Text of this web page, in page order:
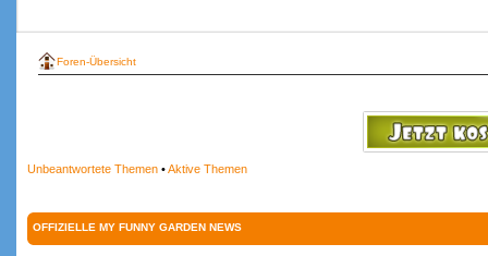
Foren-Übersicht
Unbeantwortete Themen •Aktive Themen
OFFIZIELLE MY FUNNY GARDEN NEWS